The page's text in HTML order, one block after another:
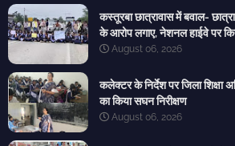
कस्तूरबा छात्रावास में बवाल-
के आरोप लगाए, नेशनल हाईवे पर
August 06, 2026
कलेक्टर के निर्देश पर जिला शिक्षा
का किया सघन निरीक्षण
August 06, 2026